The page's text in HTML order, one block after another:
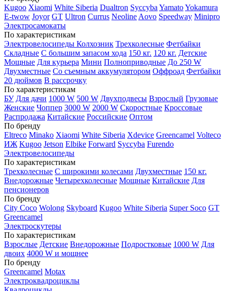
Kugoo Xiaomi White Siberia Dualtron Syccyba YamatoYokamura
E-twow Joyor GT Ultron Currus Neoline Aovo Speedway Minipro
Электросамокаты
По характеристикам
Электровелосипеды Колхозник Трехколесные Фетбайки
Складные С большим запасом хода 150 кг. 120 кг. Детские
Мощные Для курьера Мини Полноприводные До 250 W
Двухместные Со съемным аккумулятором Оффроад Фетбайки
20 дюймов В рассрочку
По характеристикам
БУ Для дачи 1000 W 500 W Двухподвесы Взрослый Грузовые
Женские Чоппер 3000 W 2000 W Скоростные Кроссовые
Распродажа Китайские Российские Оптом
По бренду
Eltreco Minako Xiaomi White Siberia Xdevice Greencamel Volteco
ИЖ Kugoo Jetson Elbike Forward Syccyba Furendo
Электровелосипеды
По характеристикам
Трехколесные С широкими колесами Двухместные 150 кг.
Внедорожные Четырехколесные Мощные Китайские Для
пенсионеров
По бренду
City Coco Wolong Skyboard Kugoo White Siberia Super Soco GT
Greencamel
Электроскутеры
По характеристикам
Взрослые Детские Внедорожные Подростковые 1000 W Для
двоих 4000 W и мощнее
По бренду
Greencamel Motax
Электроквадроциклы